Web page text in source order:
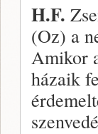
H.F.
(Oz) a
Amikor
házaik